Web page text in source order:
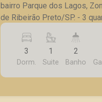
bairro Parque dos Lagos,
de Ribeirão Preto/SP. - 3 quartos,
sendo 1 suíte; - Banheiro
para 2 ambientes com ar-
- Sacada; - Cozinha ampla
planejados; - Lavanderia; - 1
garagem. A Piramid tem como objetivo
3
Dorm.
1
Suite
2
Banho